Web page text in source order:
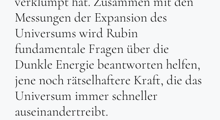
Messungen der Expansion des
Universums wird Rubin
fundamentale Fragen über die
Dunkle Energie beantworten helfen,
jene noch rätselhaftere Kraft, die das
Universum immer schneller
auseinandertreibt.